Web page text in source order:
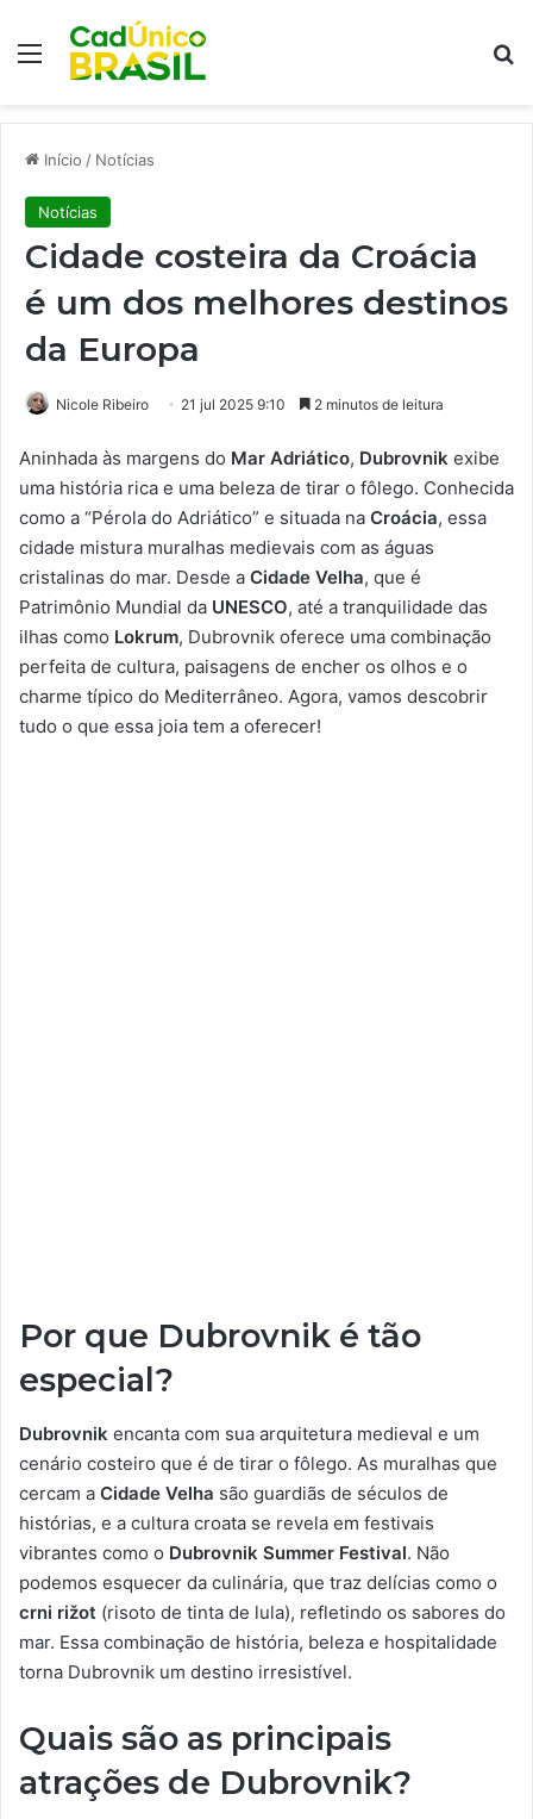
Menu
Início / Notícias
Notícias
Cidade costeira da Croácia
é um dos melhores destinos
da Europa
Nicole Ribeiro 21 jul 2025 9:10 2 minutos de leitura
Aninhada às margens do Mar Adriático, Dubrovnik exibe
uma história rica e uma beleza de tirar o fôlego. Conhecida
como a “Pérola do Adriático” e situada na Croácia, essa
cidade mistura muralhas medievais com as águas
cristalinas do mar. Desde a Cidade Velha, que é
Patrimônio Mundial da UNESCO, até a tranquilidade das
ilhas como Lokrum, Dubrovnik oferece uma combinação
perfeita de cultura, paisagens de encher os olhos e o
charme típico do Mediterrâneo. Agora, vamos descobrir
tudo o que essa joia tem a oferecer!
Por que Dubrovnik é tão
especial?
Dubrovnik encanta com sua arquitetura medieval e um
cenário costeiro que é de tirar o fôlego. As muralhas que
cercam a Cidade Velha são guardiãs de séculos de
histórias, e a cultura croata se revela em festivais
vibrantes como o Dubrovnik Summer Festival. Não
podemos esquecer da culinária, que traz delícias como o
crni rižot (risoto de tinta de lula), refletindo os sabores do
mar. Essa combinação de história, beleza e hospitalidade
torna Dubrovnik um destino irresistível.
Quais são as principais
atrações de Dubrovnik?